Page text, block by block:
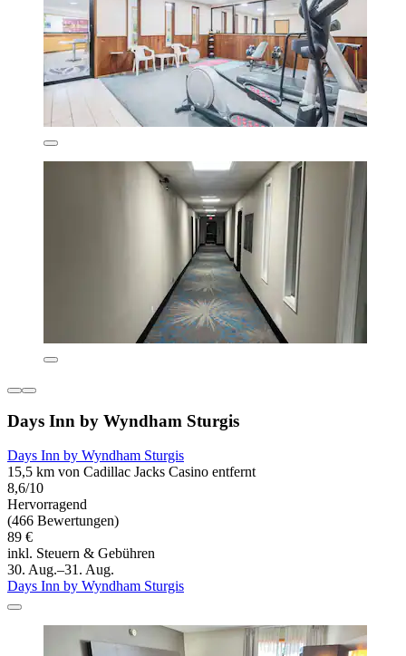
Days Inn by Wyndham Sturgis
Days Inn by Wyndham Sturgis
15,5 km von Cadillac Jacks Casino entfernt
8,6/10
Hervorragend
(466 Bewertungen)
89 €
inkl. Steuern & Gebühren
30. Aug.–31. Aug.
Days Inn by Wyndham Sturgis